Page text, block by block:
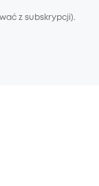
z subskrypcji).